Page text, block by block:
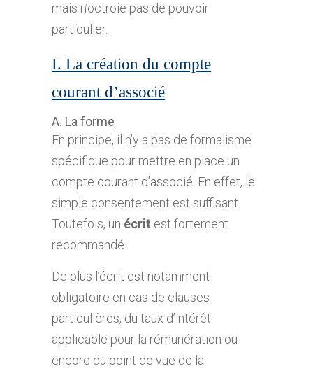
mais n’octroie pas de pouvoir
particulier.
I. La création du compte
courant d’associé
A. La forme
En principe, il n’y a pas de formalisme
spécifique pour mettre en place un
compte courant d’associé. En effet, le
simple consentement est suffisant.
Toutefois, un écrit est fortement
recommandé.
De plus l’écrit est notamment
obligatoire en cas de clauses
particulières, du taux d’intérêt
applicable pour la rémunération ou
encore du point de vue de la